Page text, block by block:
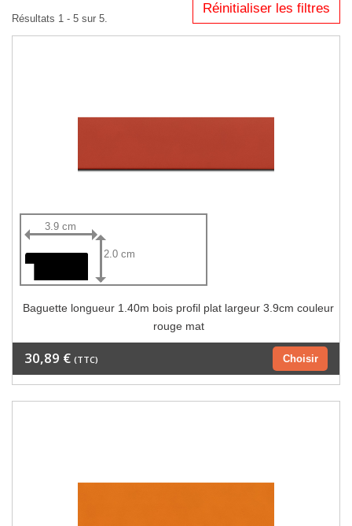
Réinitialiser les filtres
Résultats 1 - 5 sur 5.
3.9 cm
2.0 cm
Baguette longueur 1.40m bois profil plat largeur 3.9cm couleur
rouge mat
Choisir
30,89 € (TTC)